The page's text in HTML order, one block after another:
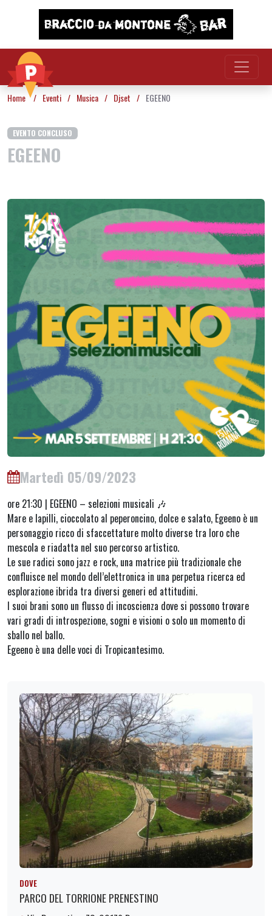
Vai al contenuto
Home / Eventi / Musica / Djset / EGEENO
EVENTO CONCLUSO
EGEENO
Martedì 05/09/2023
ore 21:30 | EGEENO – selezioni musicali 🎶
Mare e lapilli, cioccolato al peperoncino, dolce e salato, Egeeno è un
personaggio ricco di sfaccettature molto diverse tra loro che
mescola e riadatta nel suo percorso artistico.
Le sue radici sono jazz e rock, una matrice più tradizionale che
confluisce nel mondo dell’elettronica in una perpetua ricerca ed
esplorazione ibrida tra diversi generi ed attitudini.
I suoi brani sono un flusso di incoscienza dove si possono trovare
vari gradi di introspezione, sogni e visioni o solo un momento di
sballo nel ballo.
Egeeno è una delle voci di Tropicantesimo.
DOVE
PARCO DEL TORRIONE PRENESTINO